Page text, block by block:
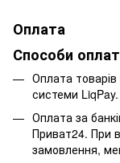
Оплата
Способи
Оплата
системи LiqPay.
Оплата за
Приват24. При
замовлення,